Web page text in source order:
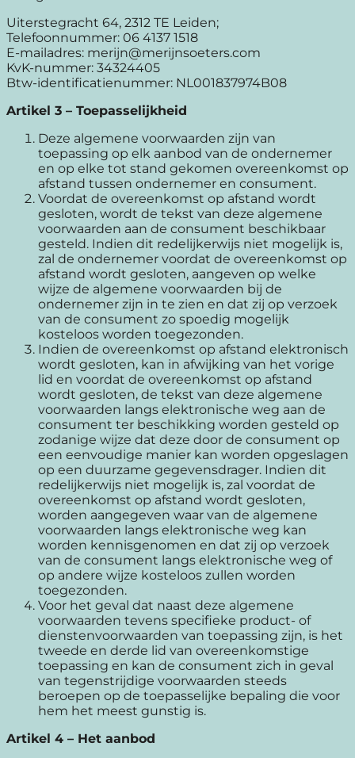
Uiterstegracht 64, 2312 TE Leiden;
Telefoonnummer: 06 4137 1518
E-mailadres: merijn@merijnsoeters.com
KvK-nummer: 34324405
Btw-identificatienummer: NL001837974B08
Artikel 3 – Toepasselijkheid
Deze algemene voorwaarden zijn van
toepassing op elk aanbod van de ondernemer
en op elke tot stand gekomen overeenkomst op
afstand tussen ondernemer en consument.
Voordat de overeenkomst op afstand wordt
gesloten, wordt de tekst van deze algemene
voorwaarden aan de consument beschikbaar
gesteld. Indien dit redelijkerwijs niet mogelijk is,
zal de ondernemer voordat de overeenkomst op
afstand wordt gesloten, aangeven op welke
wijze de algemene voorwaarden bij de
ondernemer zijn in te zien en dat zij op verzoek
van de consument zo spoedig mogelijk
kosteloos worden toegezonden.
Indien de overeenkomst op afstand elektronisch
wordt gesloten, kan in afwijking van het vorige
lid en voordat de overeenkomst op afstand
wordt gesloten, de tekst van deze algemene
voorwaarden langs elektronische weg aan de
consument ter beschikking worden gesteld op
zodanige wijze dat deze door de consument op
een eenvoudige manier kan worden opgeslagen
op een duurzame gegevensdrager. Indien dit
redelijkerwijs niet mogelijk is, zal voordat de
overeenkomst op afstand wordt gesloten,
worden aangegeven waar van de algemene
voorwaarden langs elektronische weg kan
worden kennisgenomen en dat zij op verzoek
van de consument langs elektronische weg of
op andere wijze kosteloos zullen worden
toegezonden.
Voor het geval dat naast deze algemene
voorwaarden tevens specifieke product- of
dienstenvoorwaarden van toepassing zijn, is het
tweede en derde lid van overeenkomstige
toepassing en kan de consument zich in geval
van tegenstrijdige voorwaarden steeds
beroepen op de toepasselijke bepaling die voor
hem het meest gunstig is.
Artikel 4 – Het aanbod